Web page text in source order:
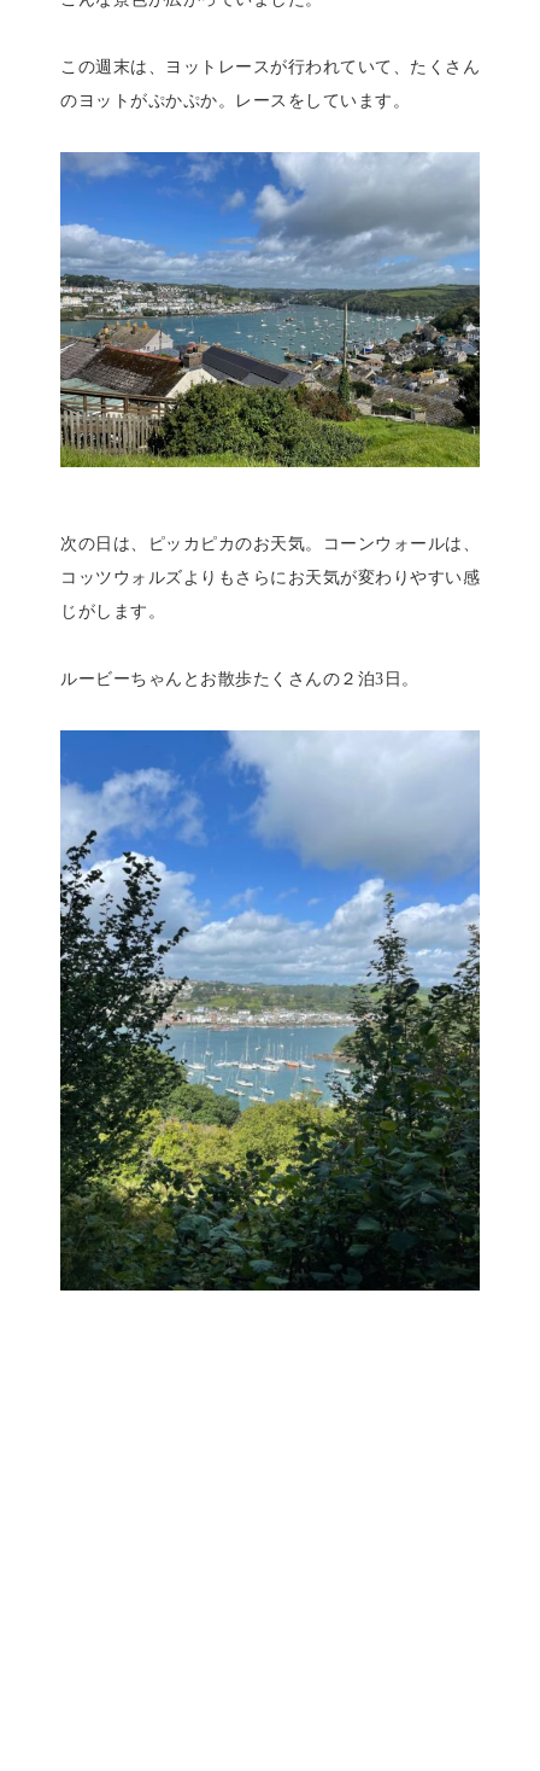
この週末は、ヨットレースが行われていて、たくさん
のヨットがぷかぷか。レースをしています。
次の日は、ピッカピカのお天気。コーンウォールは、
コッツウォルズよりもさらにお天気が変わりやすい感
じがします。
ルービーちゃんとお散歩たくさんの２泊3日。